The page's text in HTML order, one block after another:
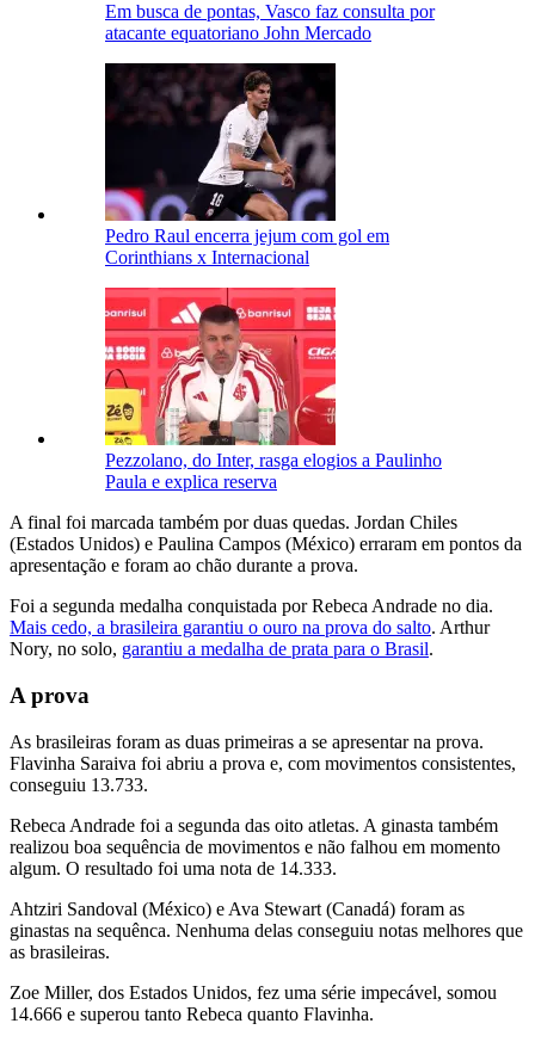
Em busca de pontas, Vasco faz consulta por
atacante equatoriano John Mercado
Pedro Raul encerra jejum com gol em
Corinthians x Internacional
Pezzolano, do Inter, rasga elogios a Paulinho
Paula e explica reserva
A final foi marcada também por duas quedas. Jordan Chiles
(Estados Unidos) e Paulina Campos (México) erraram em pontos da
apresentação e foram ao chão durante a prova.
Foi a segunda medalha conquistada por Rebeca Andrade no dia.
Mais cedo, a brasileira garantiu o ouro na prova do salto. Arthur
Nory, no solo, garantiu a medalha de prata para o Brasil.
A prova
As brasileiras foram as duas primeiras a se apresentar na prova.
Flavinha Saraiva foi abriu a prova e, com movimentos consistentes,
conseguiu 13.733.
Rebeca Andrade foi a segunda das oito atletas. A ginasta também
realizou boa sequência de movimentos e não falhou em momento
algum. O resultado foi uma nota de 14.333.
Ahtziri Sandoval (México) e Ava Stewart (Canadá) foram as
ginastas na sequênca. Nenhuma delas conseguiu notas melhores que
as brasileiras.
Zoe Miller, dos Estados Unidos, fez uma série impecável, somou
14.666 e superou tanto Rebeca quanto Flavinha.